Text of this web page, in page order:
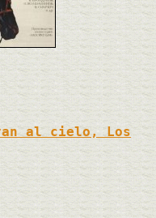
al cielo, Los